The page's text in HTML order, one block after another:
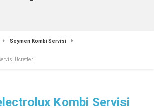
Seymen Kombi Servisi
Ücretleri
Kombi Servisi